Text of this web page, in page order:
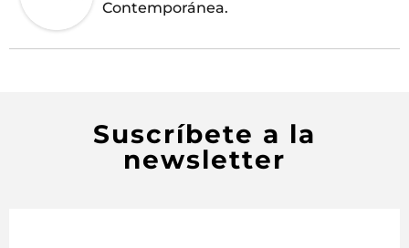
Contemporánea.
Suscríbete a la
newsletter